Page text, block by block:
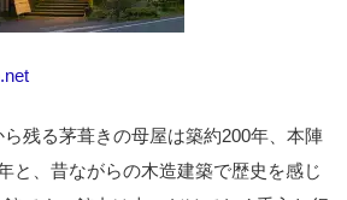
残る茅葺きの母屋は築約200年、本陣
と、昔ながらの木造建築で歴史を感じ